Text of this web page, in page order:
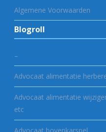
Algemene Voorwaarden
Blogroll
–
Advocaat alimentatie
Advocaat alimentatie
etc